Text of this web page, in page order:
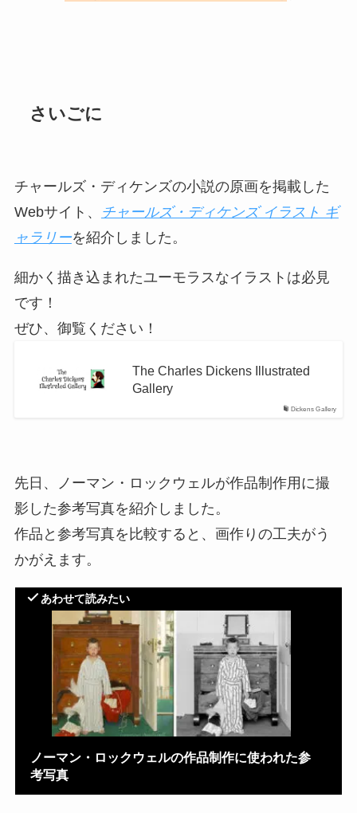
さいごに
チャールズ・ディケンズの小説の原画を掲載した
Webサイト、
チャールズ・ディケンズ イラスト ギ
ャラリーを紹介しました。
細かく描き込まれたユーモラスなイラストは必見
です！
ぜひ、御覧ください！
Dickens Gallery
The Charles Dickens Illustrated
Gallery
先日、ノーマン・ロックウェルが作品制作用に撮
影した参考写真を紹介しました。
作品と参考写真を比較すると、画作りの工夫がう
かがえます。
あわせて読みたい
ノーマン・ロックウェルの作品制作に使われた参
考写真